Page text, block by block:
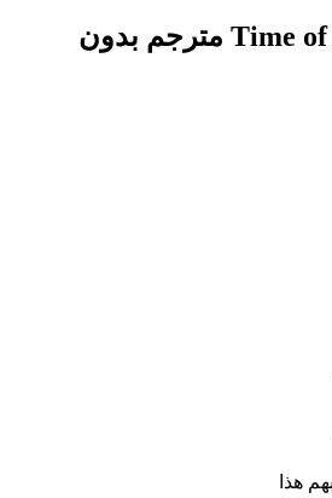
فيلم Time of Death 2025 مترجم بدون
هذا